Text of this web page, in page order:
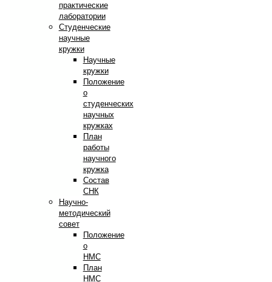
практические
лаборатории
Студенческие
научные
кружки
Научные
кружки
Положение
о
студенческих
научных
кружках
План
работы
научного
кружка
Состав
СНК
Научно-
методический
совет
Положение
о
НМС
План
НМС